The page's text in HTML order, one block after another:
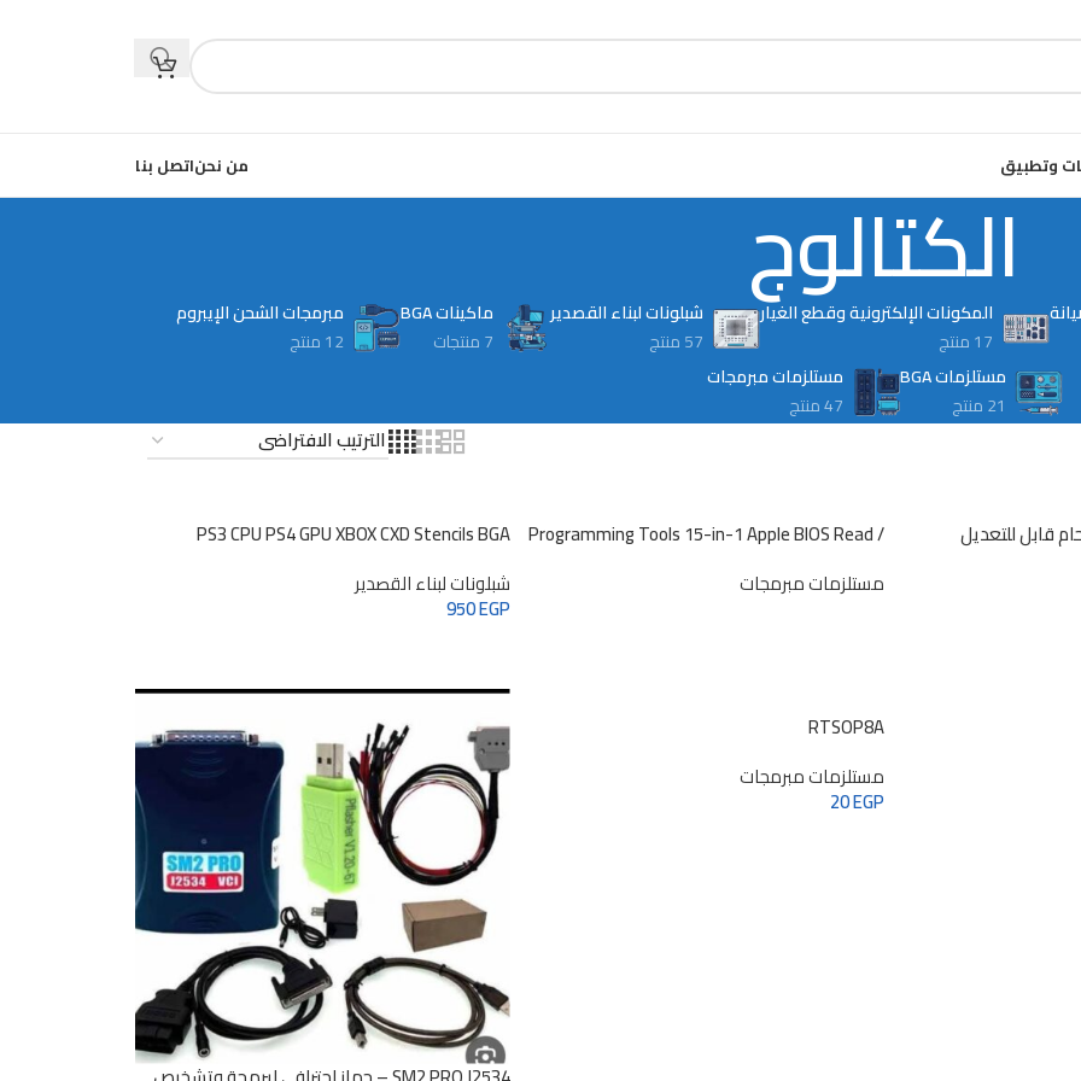
وتطبيق من نحناتصل بنا
الكتالوج
المكونات الإلكترونية وقطع الغيار
17 منتج
شبلونات لبناء القصدير
57 منتج
ماكينات BGA
7 منتجات
مبرمجات الشحن الإيبروم
12 منتج
مستلزمات BGA
21 منتج
مستلزمات مبرمجات
47 منتج
Programming Tools 15-in-1 Apple BIOS Read /
Modification
مستلزمات مبرمجات
PS3 CPU PS4 GPU XBOX CXD Stencils BGA
شبلونات لبناء القصدير
950EGP
RTSOP8A
مستلزمات مبرمجات
20EGP